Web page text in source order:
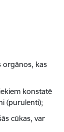
orgānos, kas
konstatē
(purulenti);
cūkas, var